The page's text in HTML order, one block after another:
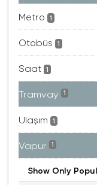
Metro 1
Otobüs 1
Saat 1
Tramvay 1
Ulaşım 1
Vapur 1
Show Only